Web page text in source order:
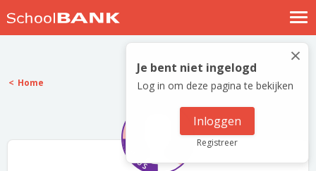
Nostalgische verhalen
Log in
Meld je gratis aan
×
Je bent niet ingelogd
Log in om deze pagina te bekijken
Inloggen
Registreer
Home